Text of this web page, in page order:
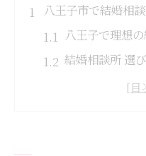
八王子市で結婚相
八王子で理想
結婚相談所 選
入会金無料の